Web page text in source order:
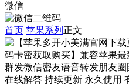
微信
首页 苹果系列 正文
在线解答 持续更新 永久使用